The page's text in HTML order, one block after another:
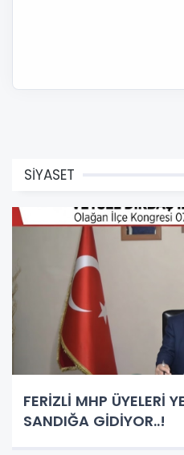
SİYASET
FERİZLİ MHP ÜYELERİ
SANDIĞA GİDİYOR..!